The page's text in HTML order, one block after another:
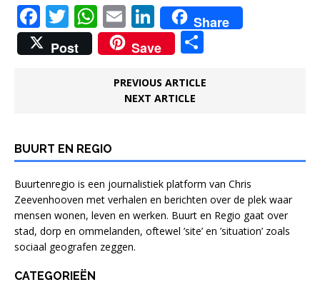
F
a
c
o
k
T
w
it
W
h
at
p
E
m
ai
l
Li
n
k
e
dI
Share
Post
Save
e
PREVIOUS ARTICLE
NEXT ARTICLE
BUURT EN REGIO
Buurtenregio is een journalistiek platform van Chris
Zeevenhooven met verhalen en berichten over de plek waar
mensen wonen, leven en werken. Buurt en Regio gaat over
stad, dorp en ommelanden, oftewel ’site’ en ’situation’ zoals
sociaal geografen zeggen.
CATEGORIEËN